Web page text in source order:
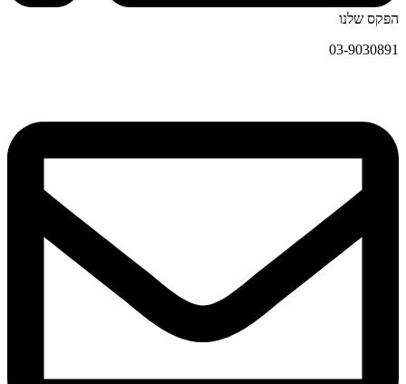
הפקס שלנו
03-9030891